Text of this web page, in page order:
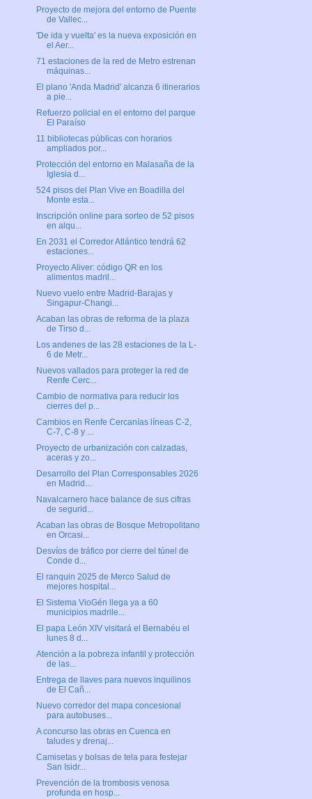
Proyecto de mejora del entorno de Puente
de Vallec...
'De ida y vuelta' es la nueva exposición en
el Aer...
71 estaciones de la red de Metro estrenan
máquinas...
El plano 'Anda Madrid' alcanza 6 itinerarios
a pie...
Refuerzo policial en el entorno del parque
El Paraíso
11 bibliotecas públicas con horarios
ampliados por...
Protección del entorno en Malasaña de la
Iglesia d...
524 pisos del Plan Vive en Boadilla del
Monte esta...
Inscripción online para sorteo de 52 pisos
en alqu...
En 2031 el Corredor Atlántico tendrá 62
estaciones...
Proyecto Aliver: código QR en los
alimentos madril...
Nuevo vuelo entre Madrid-Barajas y
Singapur-Changi...
Acaban las obras de reforma de la plaza
de Tirso d...
Los andenes de las 28 estaciones de la L-
6 de Metr...
Nuevos vallados para proteger la red de
Renfe Cerc...
Cambio de normativa para reducir los
cierres del p...
Cambios en Renfe Cercanías líneas C-2,
C-7, C-8 y ...
Proyecto de urbanización con calzadas,
aceras y zo...
Desarrollo del Plan Corresponsables 2026
en Madrid...
Navalcarnero hace balance de sus cifras
de segurid...
Acaban las obras de Bosque Metropolitano
en Orcasi...
Desvíos de tráfico por cierre del túnel de
Conde d...
El ranquin 2025 de Merco Salud de
mejores hospital...
El Sistema VioGén llega ya a 60
municipios madrile...
El papa León XIV visitará el Bernabéu el
lunes 8 d...
Atención a la pobreza infantil y protección
de las...
Entrega de llaves para nuevos inquilinos
de El Cañ...
Nuevo corredor del mapa concesional
para autobuses...
A concurso las obras en Cuenca en
taludes y drenaj...
Camisetas y bolsas de tela para festejar
San Isidr...
Prevención de la trombosis venosa
profunda en hosp...